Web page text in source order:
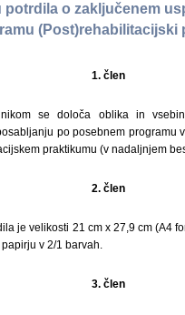
potrdila o zaključenem
(Post)rehabilitacijski
1. člen
se določa oblika in
po posebnem programu
praktikumu (v nadaljnjem
2. člen
je velikosti 21 cm x 27,9 cm (A4
v 2/1 barvah.
3. člen